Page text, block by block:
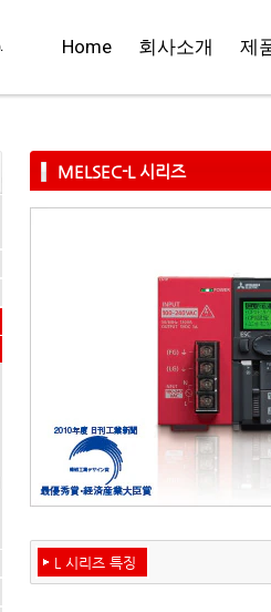
Home 회사소개 제
MELSEC-L 시리즈
L 시리즈 특징